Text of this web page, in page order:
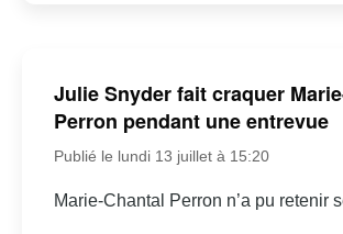
Julie Snyder fait craquer
Perron pendant une entrevue
Publié le lundi 13 juillet à 15:20
Marie-Chantal Perron n’a pu retenir